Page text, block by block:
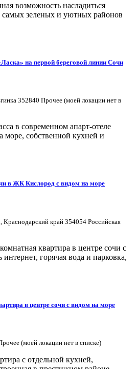
возможность насладиться
зеленых и уютных районов
на первой береговой линии Сочи
352840 Прочее (моей локации нет в
в современном апарт-отеле
море, собственной кухней и
в ЖК Кислород с видом на море
Краснодарский край 354054 Российская
квартира в центре сочи с
горячая вода и парковка,
в центре сочи с видом на море
(моей локации нет в списке)
с отдельной кухней,